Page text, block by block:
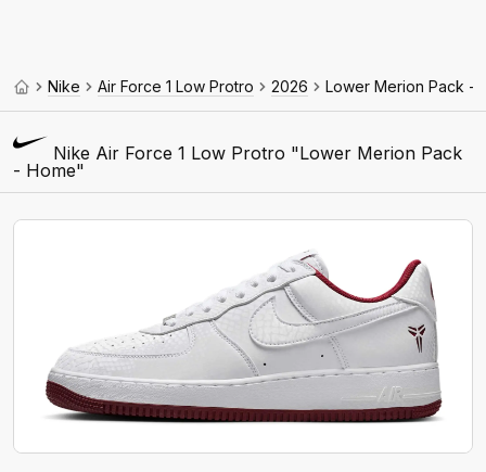
Nike Air Force 1 Low Protro 2026 Lower Merion Pack -
Nike Air Force 1 Low Protro "Lower Merion Pack
- Home"